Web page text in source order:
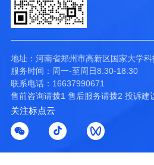
地址：河南省郑州市高新区国家大学
服务时间：周一-至周日8:30-18:30
联系电话：16637990671
售前咨询请拨1 售后服务请拨2 投诉建
关注标点云